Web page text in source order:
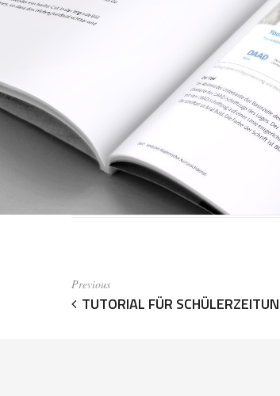
Previous
TUTORIAL FÜR